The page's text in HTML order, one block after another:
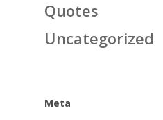
Quotes
Uncategorized
Meta